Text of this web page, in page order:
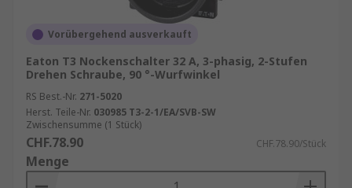
Vorübergehend ausverkauft
Eaton T3 Nockenschalter 32 A, 3-phasig, 2-Stufen
Drehen Schraube, 90 °-Wurfwinkel
RS Best.-Nr. 271-5020
Herst. Teile-Nr. 030985 T3-2-1/EA/SVB-SW
Zwischensumme (1 Stück)
CHF.78.90 CHF.78.90/Stück
Menge